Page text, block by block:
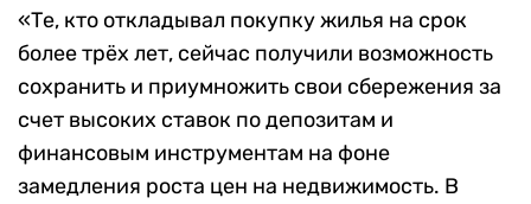
«Те, кто откладывал покупку жилья на срок
более трёх лет, сейчас получили возможность
сохранить и приумножить свои сбережения за
счет высоких ставок по депозитам и
финансовым инструментам на фоне
замедления роста цен на недвижимость. В